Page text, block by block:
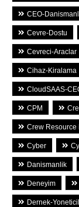
CEO-
Cevre-Dostu
Cevreci-Araclar
Cihaz-Kiralama
CloudSAAS-
CPM
Crew Resource
Cyber
Danismanlik
Deneyim
Dernek-